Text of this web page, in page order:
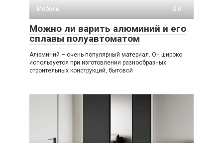
Мебель
0
Можно ли варить алюминий и его
сплавы полуавтоматом
Алюминий – очень популярный материал. Он широко
используется при изготовлении разнообразных
строительных конструкций, бытовой